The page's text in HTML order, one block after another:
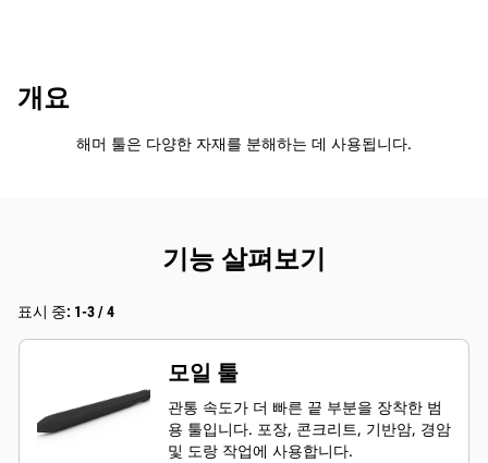
개요
해머 툴은 다양한 자재를 분해하는 데 사용됩니다.
기능 살펴보기
표시 중: 1-3 / 4
모일 툴
관통 속도가 더 빠른 끝 부분을 장착한 범
용 툴입니다. 포장, 콘크리트, 기반암, 경암
및 도랑 작업에 사용합니다.